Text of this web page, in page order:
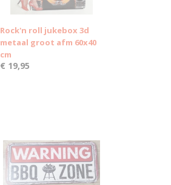
Rock'n roll jukebox 3d
metaal groot afm 60x40
cm
€ 19,95